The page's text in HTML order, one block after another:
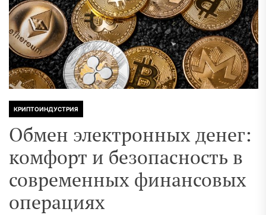
КРИПТОИНДУСТРИЯ
Обмен электронных денег:
комфорт и безопасность в
современных финансовых
операциях